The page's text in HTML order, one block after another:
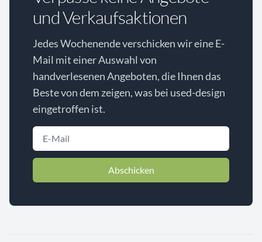
und Verkaufsaktionen
Jedes Wochenende verschicken wir eine E-
Mail mit einer Auswahl von
handverlesenen Angeboten, die Ihnen das
Beste von dem zeigen, was bei used-design
eingetroffen ist.
Abschicken